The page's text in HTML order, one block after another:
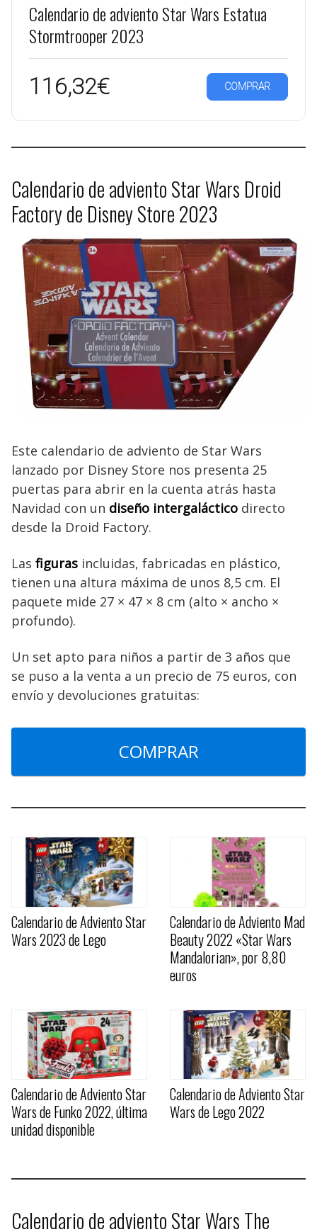
Calendario de adviento Star Wars Estatua
Stormtrooper 2023
116,32€ COMPRAR
Calendario de adviento Star Wars Droid
Factory de Disney Store 2023
Este calendario de adviento de Star Wars
lanzado por Disney Store nos presenta 25
puertas para abrir en la cuenta atrás hasta
Navidad con un diseño intergaláctico directo
desde la Droid Factory.
Las figuras incluidas, fabricadas en plástico,
tienen una altura máxima de unos 8,5 cm. El
paquete mide 27 × 47 × 8 cm (alto × ancho ×
profundo).
Un set apto para niños a partir de 3 años que
se puso a la venta a un precio de 75 euros, con
envío y devoluciones gratuitas:
COMPRAR
Calendario de Adviento Star
Wars 2023 de Lego
Calendario de Adviento Mad
Beauty 2022 «Star Wars
Mandalorian», por 8,80
euros
Calendario de Adviento Star
Wars de Funko 2022, última
unidad disponible
Calendario de Adviento Star
Wars de Lego 2022
Calendario de adviento Star Wars The